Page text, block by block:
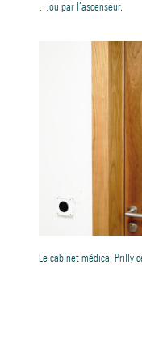
…ou par l’ascenseur.
Le cabinet médical Prilly